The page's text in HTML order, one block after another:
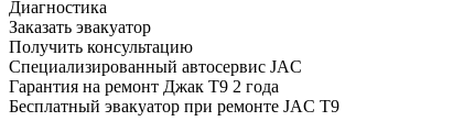
Диагностика
Заказать эвакуатор
Получить консультацию
Специализированный автосервис JAC
Гарантия на ремонт Джак Т9 2 года
Бесплатный эвакуатор при ремонте JAC T9